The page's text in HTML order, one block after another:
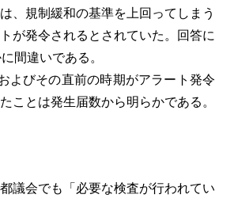
、規制緩和の基準を上回ってしまう
が発令されるとされていた。回答に
間違いである。
よびその直前の時期がアラート発令
ことは発生届数から明らかである。
議会でも「必要な検査が行われてい